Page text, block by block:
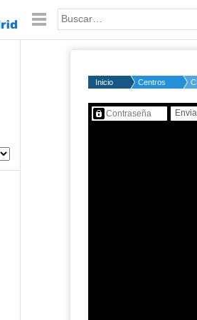
Palabra o frase:
Inicio Centros
Contenido protegido…